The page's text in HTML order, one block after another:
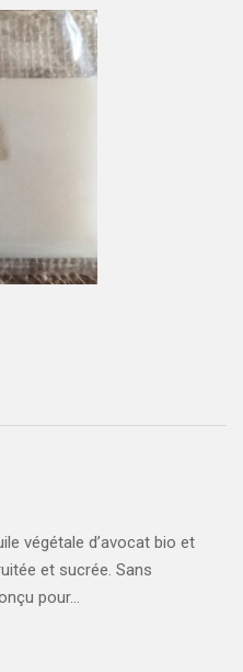
végétale d’avocat bio et
et sucrée. Sans
pour…